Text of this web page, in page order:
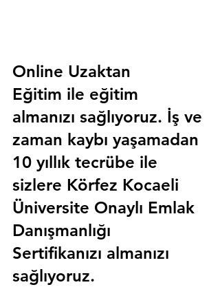
Online Uzaktan
Eğitim ile eğitim
almanızı sağlıyoruz. İş ve
zaman kaybı yaşamadan
10 yıllık tecrübe ile
sizlere Körfez Kocaeli
Üniversite Onaylı Emlak
Danışmanlığı
Sertifikanızı almanızı
sağlıyoruz.